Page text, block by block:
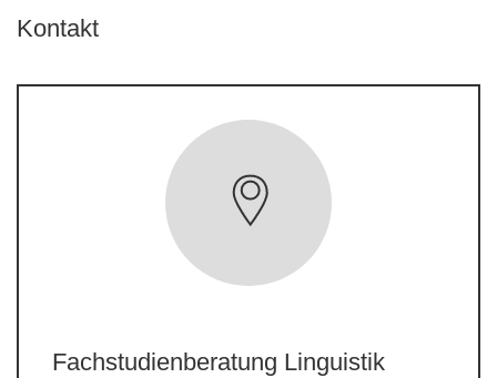
Kontakt
Fachstudienberatung Linguistik